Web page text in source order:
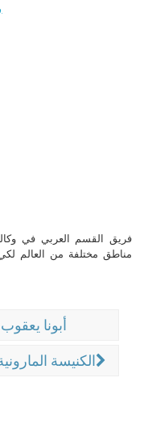
فريق القسم العربي في
مناطق مختلفة من العالم
أبونا
الكنيسة